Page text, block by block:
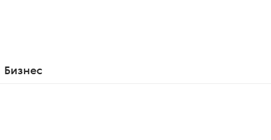
Бизнес